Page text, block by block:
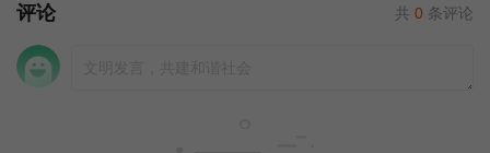
评论 共 0 条评论